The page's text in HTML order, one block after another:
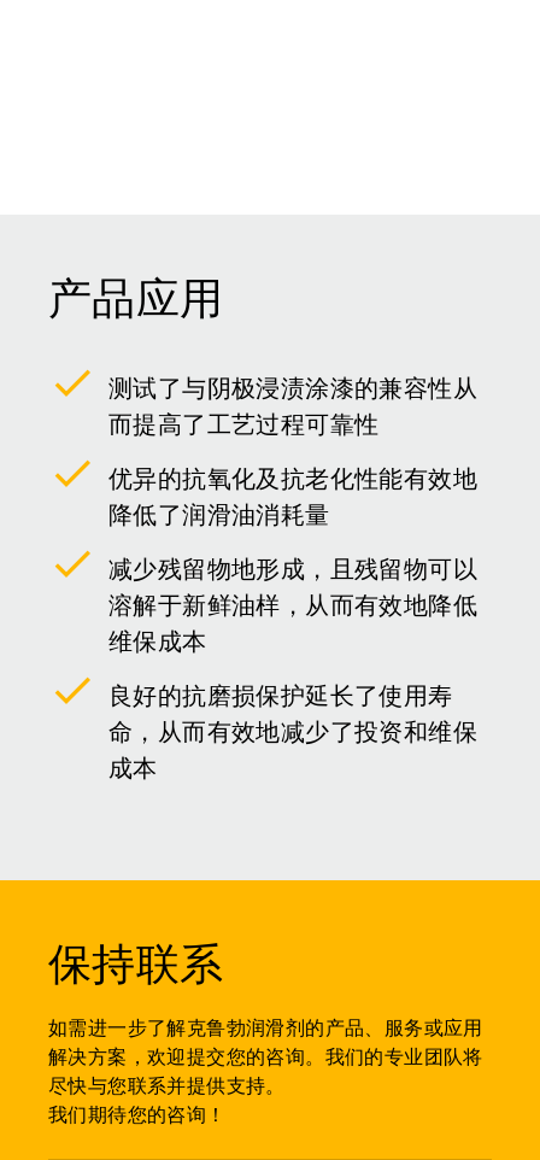
产品应用
测试了与阴极浸渍涂漆的兼容性从
而提高了工艺过程可靠性
优异的抗氧化及抗老化性能有效地
降低了润滑油消耗量
减少残留物地形成，且残留物可以
溶解于新鲜油样，从而有效地降低
维保成本
良好的抗磨损保护延长了使用寿
命，从而有效地减少了投资和维保
成本
保持联系
如需进一步了解克鲁勃润滑剂的产品、服务或应用
解决方案，欢迎提交您的咨询。我们的专业团队将
尽快与您联系并提供支持。
我们期待您的咨询！